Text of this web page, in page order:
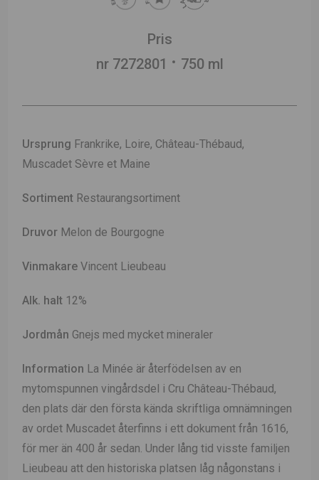
Pris
nr 7272801
750 ml
Ursprung Frankrike, Loire, Château-Thébaud,
Muscadet Sèvre et Maine
Sortiment Restaurangsortiment
Druvor Melon de Bourgogne
Vinmakare Vincent Lieubeau
Alk. halt 12%
Jordmån Gnejs med mycket mineraler
Information La Minée är återfödelsen av en
mytomspunnen vingårdsdel i Cru Château-Thébaud,
den plats där den första kända skriftliga omnämningen
av ordet Muscadet återfinns i ett dokument från 1616,
för mer än 400 år sedan. Under lång tid visste familjen
Lieubeau att den historiska platsen låg någonstans i